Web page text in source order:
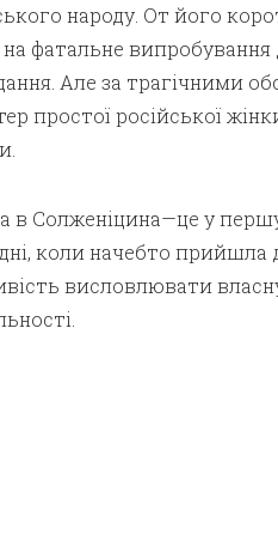
народу. От його
фатальне
Але за трагічними
простої російської
в Солженіцина—це у
коли начебто прийшла
висловлювати